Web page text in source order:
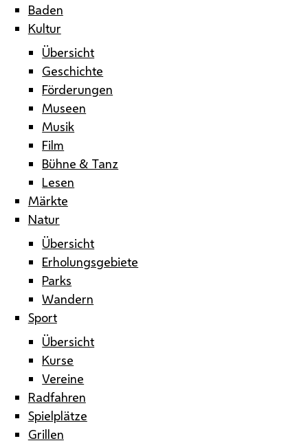
Baden
Kultur
Übersicht
Geschichte
Förderungen
Museen
Musik
Film
Bühne & Tanz
Lesen
Märkte
Natur
Übersicht
Erholungsgebiete
Parks
Wandern
Sport
Übersicht
Kurse
Vereine
Radfahren
Spielplätze
Grillen